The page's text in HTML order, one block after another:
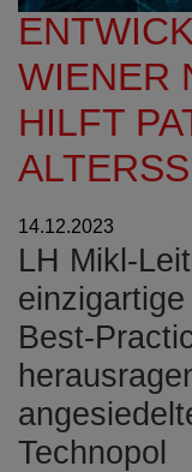
WIENER
HILFT
14.12.2023
LH Mikl-
Best-
Technopol